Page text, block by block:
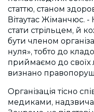
статтю, станом
Вітаутас Жіманчюс.
стати стрільцем, й
бути членом
нуля», тобто до
приймаємо до
визнано
Організація тісно
медиками,